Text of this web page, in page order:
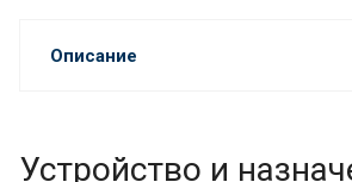
Описание
Устройство и